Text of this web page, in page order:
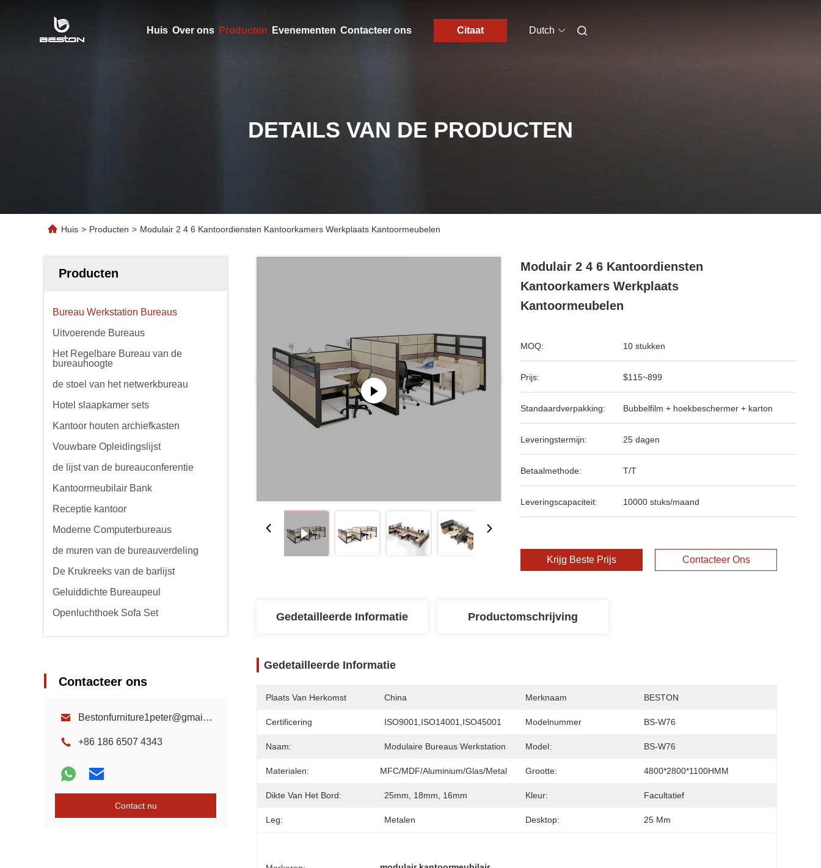
Huis Over ons Producten Evenementen Contacteer ons Citaat Dutch
DETAILS VAN DE PRODUCTEN
Huis > Producten > Modulair 2 4 6 Kantoordiensten Kantoorkamers Werkplaats Kantoormeubelen
Producten
Bureau Werkstation Bureaus
Uitvoerende Bureaus
Het Regelbare Bureau van de
bureauhoogte
de stoel van het netwerkbureau
Hotel slaapkamer sets
Kantoor houten archiefkasten
Vouwbare Opleidingslijst
de lijst van de bureauconferentie
Kantoormeubilair Bank
Receptie kantoor
Moderne Computerbureaus
de muren van de bureauverdeling
De Krukreeks van de barlijst
Geluiddichte Bureaupeul
Openluchthoek Sofa Set
Contacteer ons
Bestonfurniture1peter@gmail.com
+86 186 6507 4343
Contact nu
Modulair 2 4 6 Kantoordiensten
Kantoorkamers Werkplaats
Kantoormeubelen
MOQ: 10 stukken
Prijs: $115~899
Standaardverpakking: Bubbelfilm + hoekbeschermer + karton
Leveringstermijn: 25 dagen
Betaalmethode: T/T
Leveringscapaciteit: 10000 stuks/maand
Krijg Beste Prijs Contacteer Ons
Gedetailleerde Informatie Productomschrijving
Gedetailleerde Informatie
Plaats Van Herkomst China Merknaam BESTON
Certificering ISO9001,ISO14001,ISO45001 Modelnummer BS-W76
Naam: Modulaire Bureaus Werkstation Model: BS-W76
Materialen: MFC/MDF/Aluminium/Glas/Metal Grootte: 4800*2800*1100HMM
Dikte Van Het Bord: 25mm, 18mm, 16mm Kleur: Facultatief
Leg: Metalen Desktop: 25 Mm